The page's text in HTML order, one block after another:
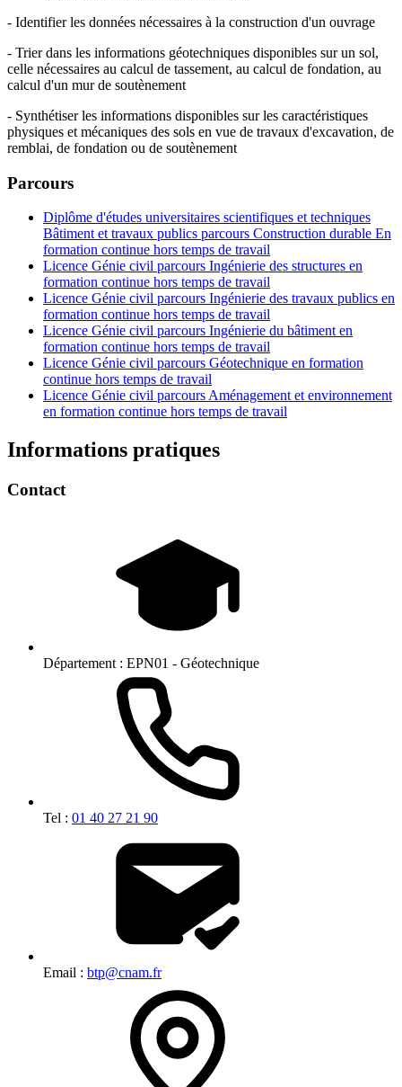
- Identifier les données nécessaires à la construction d'un ouvrage
- Trier dans les informations géotechniques disponibles sur un sol,
celle nécessaires au calcul de tassement, au calcul de fondation, au
calcul d'un mur de soutènement
- Synthétiser les informations disponibles sur les caractéristiques
physiques et mécaniques des sols en vue de travaux d'excavation, de
remblai, de fondation ou de soutènement
Parcours
Diplôme d'études universitaires scientifiques et techniques
Bâtiment et travaux publics parcours Construction durable En
formation continue hors temps de travail
Licence Génie civil parcours Ingénierie des structures en
formation continue hors temps de travail
Licence Génie civil parcours Ingénierie des travaux publics en
formation continue hors temps de travail
Licence Génie civil parcours Ingénierie du bâtiment en
formation continue hors temps de travail
Licence Génie civil parcours Géotechnique en formation
continue hors temps de travail
Licence Génie civil parcours Aménagement et environnement
en formation continue hors temps de travail
Informations pratiques
Contact
Département : EPN01 - Géotechnique
Tel : 01 40 27 21 90
Email : btp@cnam.fr